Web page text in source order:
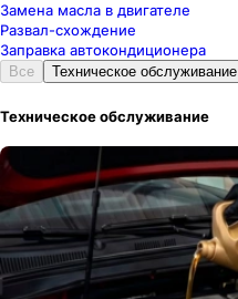
Замена масла в двигателе
Развал-схождение
Заправка автокондиционера
Все Техническое обслуживание
Техническое обслуживание